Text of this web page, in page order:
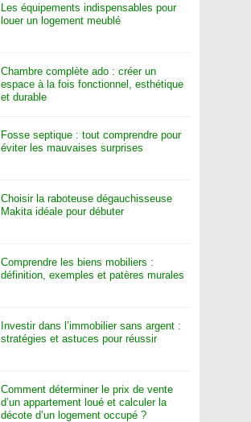
Les équipements indispensables pour
louer un logement meublé
Chambre complète ado : créer un
espace à la fois fonctionnel, esthétique
et durable
Fosse septique : tout comprendre pour
éviter les mauvaises surprises
Choisir la raboteuse dégauchisseuse
Makita idéale pour débuter
Comprendre les biens mobiliers :
définition, exemples et patères murales
Investir dans l’immobilier sans argent :
stratégies et astuces pour réussir
Comment déterminer le prix de vente
d’un appartement loué et calculer la
décote d’un logement occupé ?